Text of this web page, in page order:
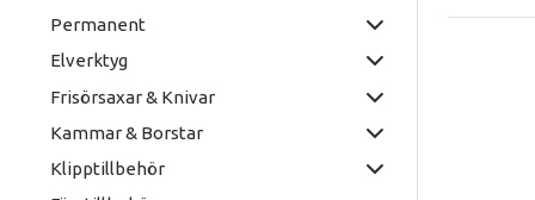
Permanent
Elverktyg
Frisörsaxar & Knivar
Kammar & Borstar
Klipptillbehör